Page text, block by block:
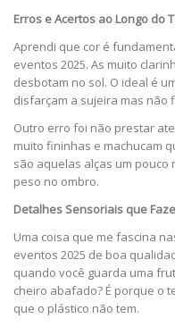
Erros e Acertos ao Longo do
Aprendi que cor é
eventos 2025. As muito
desbotam no sol. O ideal é
disfarçam a sujeira mas não
Outro erro foi não prestar
muito fininhas e machucam
são aquelas alças um pouco
peso no ombro.
Detalhes Sensoriais que
Uma coisa que me fascina
eventos 2025 de boa
quando você guarda uma
cheiro abafado? É porque o
que o plástico não tem.